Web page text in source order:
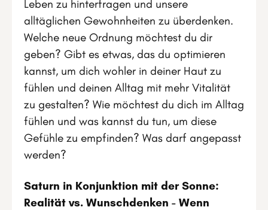
Leben zu hinterfragen und unsere
alltäglichen Gewohnheiten zu überdenken.
Welche neue Ordnung möchtest du dir
geben? Gibt es etwas, das du optimieren
kannst, um dich wohler in deiner Haut zu
fühlen und deinen Alltag mit mehr Vitalität
zu gestalten? Wie möchtest du dich im Alltag
fühlen und was kannst du tun, um diese
Gefühle zu empfinden? Was darf angepasst
werden?
Saturn in Konjunktion mit der Sonne:
Realität vs. Wunschdenken - Wenn